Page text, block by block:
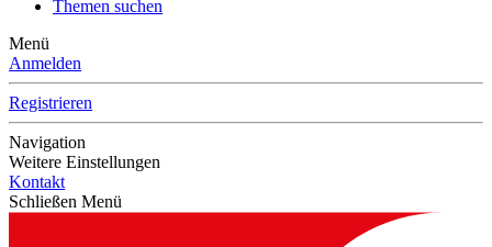
Themen suchen
Menü
Anmelden
Registrieren
Navigation
Weitere Einstellungen
Kontakt
Schließen Menü